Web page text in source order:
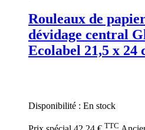
Rouleaux de
dévidage central
Ecolabel 21,5 x 24
Disponibilité : En stock
TTC